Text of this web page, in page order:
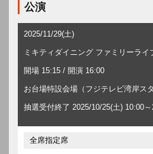
公演
2025/11/29(土)
ミキティダイニング ファミリーラ
開場 15:15 / 開演 16:00
お台場特設会場（フジテレビ湾岸ス
抽選受付終了 2025/10/25(土) 10:00
全席指定席